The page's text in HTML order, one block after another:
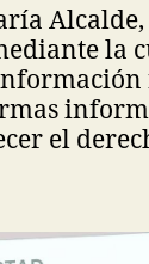
Alcalde,
la
el